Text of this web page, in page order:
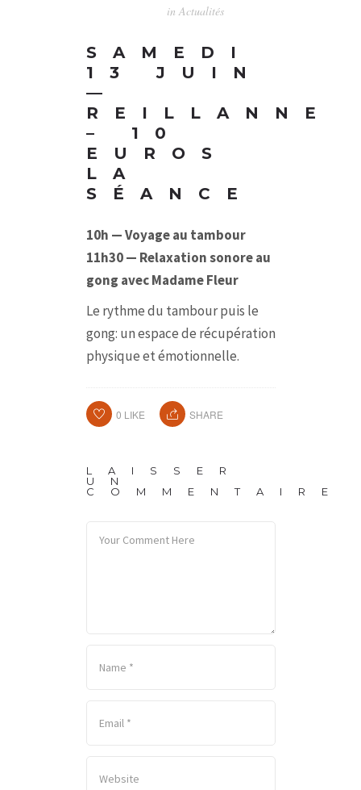
in Actualités
SAMEDI
13 JUIN
—
REILLANNE
– 10
EUROS
LA
SÉANCE
10h — Voyage au tambour
11h30 — Relaxation sonore au
gong avec Madame Fleur
Le rythme du tambour puis le
gong: un espace de récupération
physique et émotionnelle.
0 LIKE SHARE
LAISSER
UN
COMMENTAIRE